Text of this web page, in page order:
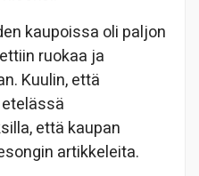
kaupoissa oli paljon
ruokaa ja
Kuulin, että
että kaupan
artikkeleita.